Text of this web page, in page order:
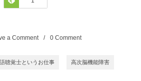
a Comment 0 Comment
聴覚士というお仕事 高次脳機能障害